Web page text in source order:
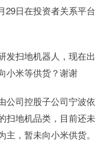
29日在投资者关系平台
发扫地机器人，现在出
小米等供货？谢谢
公司控股子公司宁波依
扫地机品类，目前还未
，暂未向小米供货。